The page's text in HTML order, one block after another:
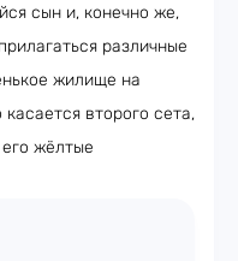
сын и, конечно же,
различные
жилище на
второго сета,
жёлтые